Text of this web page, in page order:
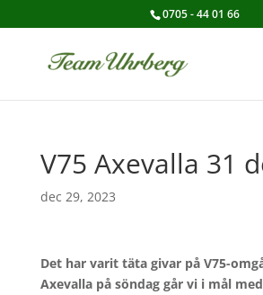
0705 - 44 01 66
V75 Axevalla 31
dec 29, 2023
Det har varit täta givar på V75-
Axevalla på söndag går vi i mål